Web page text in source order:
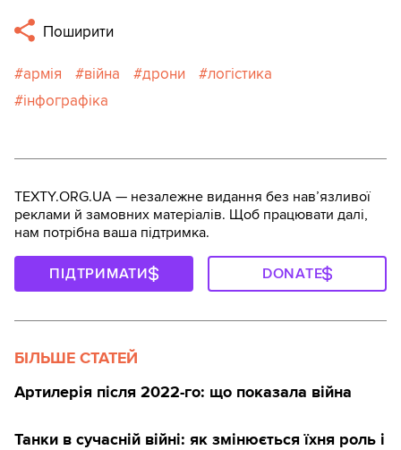
Поширити
армія війна дрони
логістика
інфографіка
TEXTY.ORG.UA — незалежне видання без навʼязливої
реклами й замовних матеріалів. Щоб працювати далі,
нам потрібна ваша підтримка.
ПІДТРИМАТИ DONATE
БІЛЬШЕ СТАТЕЙ
Артилерія після 2022-го: що показала війна
Танки в сучасній війні: як змінюється їхня роль і